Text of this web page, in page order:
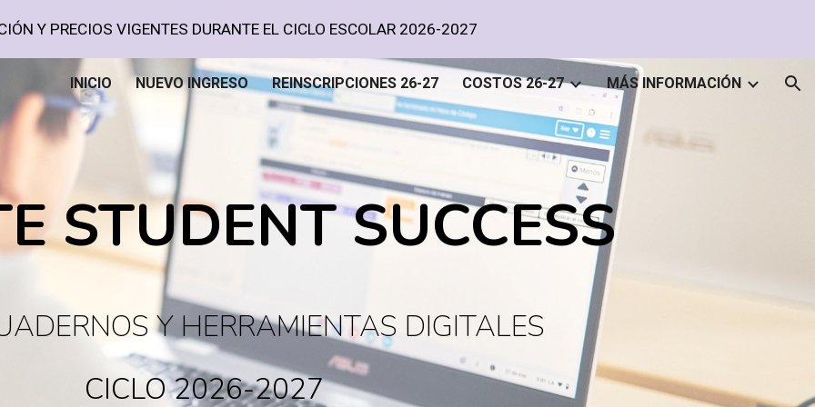
to main content Skip to navigation
Y PRECIOS VIGENTES DURANTE EL CICLO ESCOLAR 2026-2027
INICIO NUEVO INGRESO REINSCRIPCIONES 26-27 COSTOS 26-27 MÁS INFORMACIÓN
STUDENT SUCCESS
Y HERRAMIENTAS DIGITALES
CICLO 2026-2027